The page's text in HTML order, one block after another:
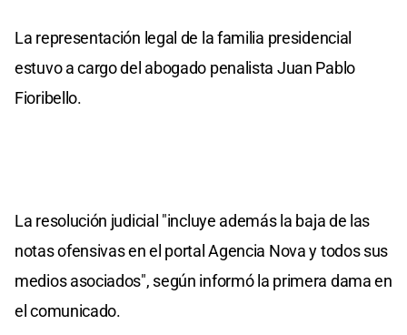
La representación legal de la familia presidencial
estuvo a cargo del abogado penalista Juan Pablo
Fioribello.
La resolución judicial "incluye además la baja de las
notas ofensivas en el portal Agencia Nova y todos sus
medios asociados", según informó la primera dama en
el comunicado.